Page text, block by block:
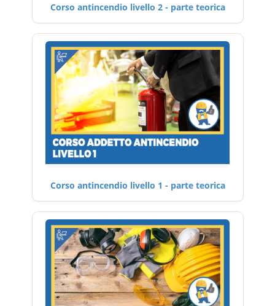
Corso antincendio livello 2 - parte teorica
Corso antincendio livello 1 - parte teorica